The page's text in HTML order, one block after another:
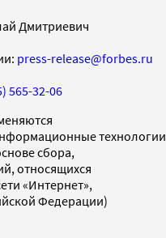
Дмитриевич
press-release@forbes.ru
565-32-06
технологии
сбора,
относящихся
«Интернет»,
Федерации)